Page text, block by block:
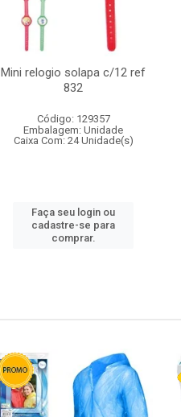
Mini relogio solapa c/12 ref
832
Código: 129357
Embalagem: Unidade
Caixa Com: 24 Unidade(s)
Faça seu login ou
cadastre-se para
comprar.